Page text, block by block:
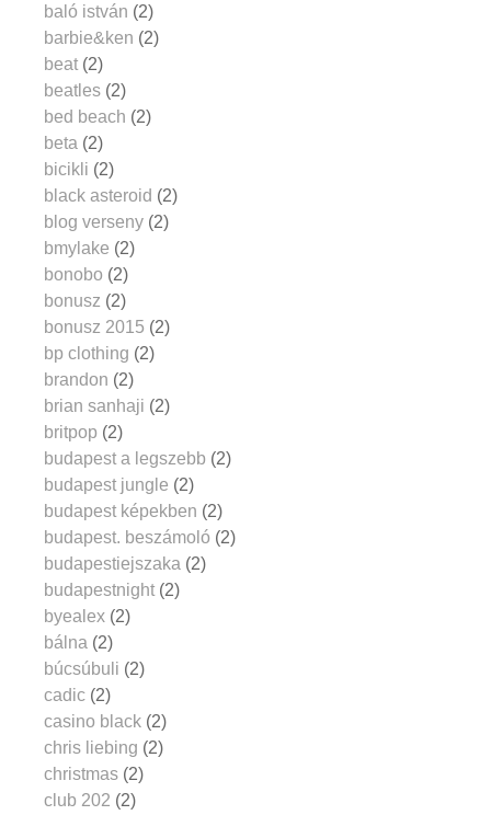
baló istván (2)
barbie&ken (2)
beat (2)
beatles (2)
bed beach (2)
beta (2)
bicikli (2)
black asteroid (2)
blog verseny (2)
bmylake (2)
bonobo (2)
bonusz (2)
bonusz 2015 (2)
bp clothing (2)
brandon (2)
brian sanhaji (2)
britpop (2)
budapest a legszebb (2)
budapest jungle (2)
budapest képekben (2)
budapest. beszámoló (2)
budapestiejszaka (2)
budapestnight (2)
byealex (2)
bálna (2)
búcsúbuli (2)
cadic (2)
casino black (2)
chris liebing (2)
christmas (2)
club 202 (2)